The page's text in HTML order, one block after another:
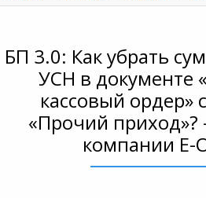
БП 3.0: Как убрать
УСН в документе
кассовый ордер»
«Прочий приход»?
компании Е-